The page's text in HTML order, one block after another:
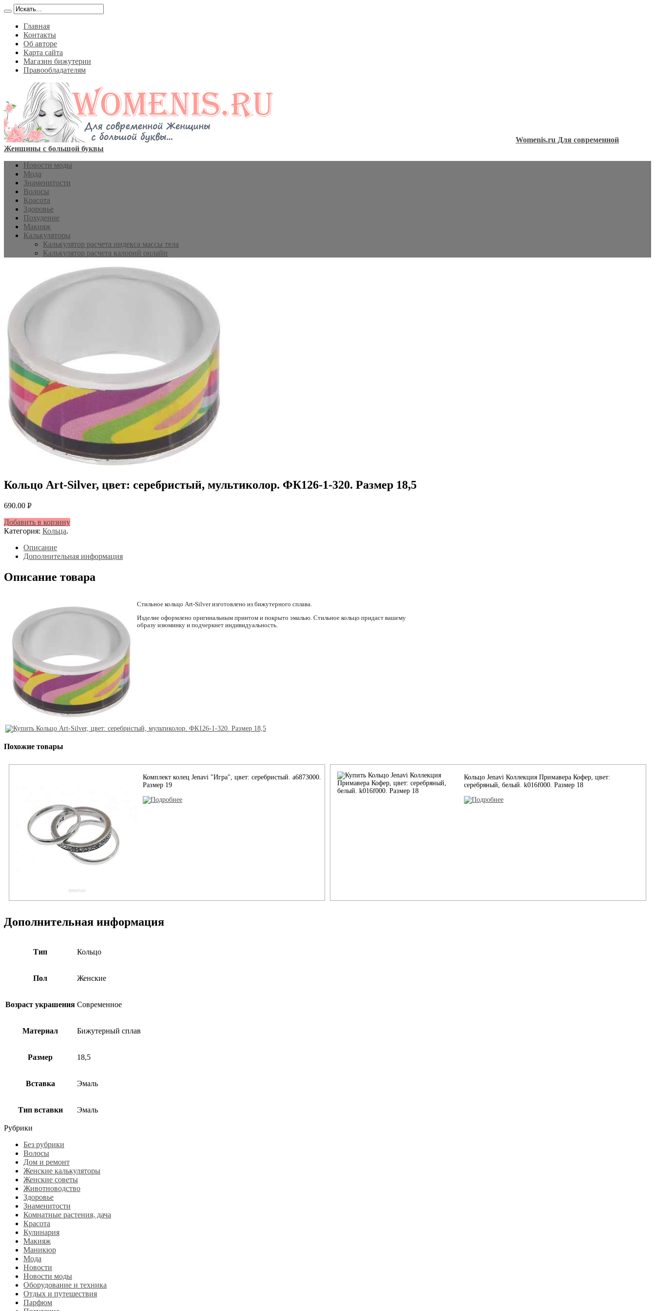
Главная
Контакты
Об авторе
Карта сайта
Магазин бижутерии
Правообладателям
Womenis.ru Для современной
Женщины с большой буквы
Новости моды
Мода
Знаменитости
Волосы
Красота
Здоровье
Похудение
Макияж
Калькуляторы
Калькулятор расчета индекса массы тела
Калькулятор расчета калорий онлайн
Кольцо Art-Silver, цвет: серебристый, мультиколор. ФК126-1-320. Размер 18,5
690.00 Р
Добавить в корзину
Категория: Кольца.
Описание
Дополнительная информация
Описание товара
Стильное кольцо Art-Silver изготовлено из бижутерного сплава.
Изделие оформлено оригинальным принтом и покрыто эмалью. Стильное кольцо придаст вашему
образу изюминку и подчеркнет индивидуальность.
Похожие товары
Комплект колец Jenavi "Игра", цвет: серебристый. a6873000.
Размер 19
Кольцо Jenavi Коллекция Примавера Кофер, цвет:
серебряный, белый. k016f000. Размер 18
Дополнительная информация
Тип Кольцо
Пол Женские
Возраст украшения Современное
Материал Бижутерный сплав
Размер 18,5
Вставка Эмаль
Тип вставки Эмаль
Рубрики
Без рубрики
Волосы
Дом и ремонт
Женские калькуляторы
Женские советы
Животноводство
Здоровье
Знаменитости
Комнатные растения, дача
Красота
Кулинария
Макияж
Маникюр
Мода
Новости
Новости моды
Оборудование и техника
Отдых и путешествия
Парфюм